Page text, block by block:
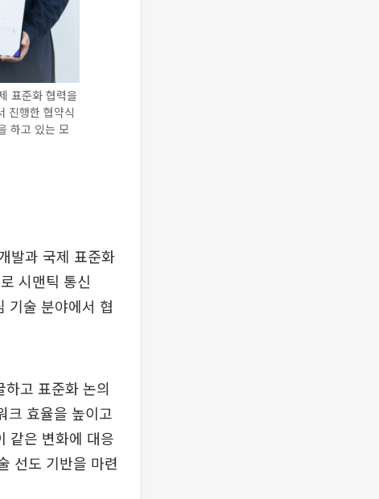
표준화 협력을
진행한 협약식
하고 있는 모
발과 국제 표준화
시맨틱 통신
술 분야에서 협
고 표준화 논의
크 효율을 높이고
같은 변화에 대응
선도 기반을 마련